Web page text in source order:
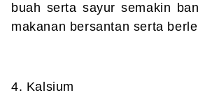
buah serta sayur semakin
makanan bersantan serta
4. Kalsium